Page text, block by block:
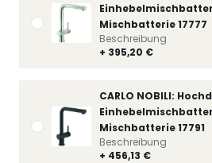
Mischbatterie 17777
+ 395,20 €
Beschreibung
CARLO NOBILI:
Mischbatterie 17791
+ 456,13 €
Beschreibung